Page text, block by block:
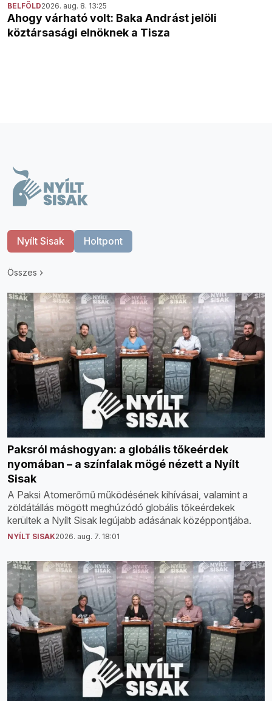
BELFÖLD2026. aug. 8. 13:25
Ahogy várható volt: Baka Andrást jelöli
köztársasági elnöknek a Tisza
Nyílt Sisak Holtpont
Összes
Paksról máshogyan: a globális tőkeérdek
nyomában – a színfalak mögé nézett a Nyílt
Sisak
A Paksi Atomerőmű működésének kihívásai, valamint a
zöldátállás mögött meghúzódó globális tőkeérdekek
kerültek a Nyílt Sisak legújabb adásának középpontjába.
NYÍLT SISAK2026. aug. 7. 18:01